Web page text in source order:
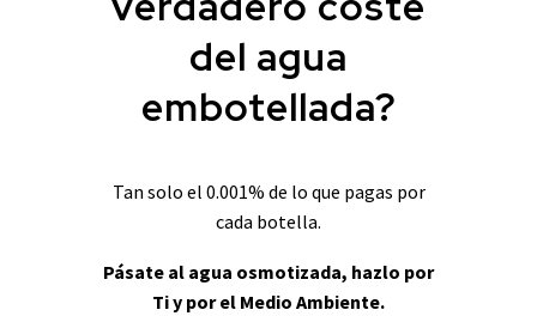
del agua
embotellada?
Tan solo el 0.001% de lo que pagas por
cada botella.
Pásate al agua osmotizada, hazlo por
Ti y por el Medio Ambiente.